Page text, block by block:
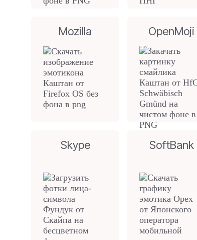
Mozilla OpenMoji
Skype SoftBank